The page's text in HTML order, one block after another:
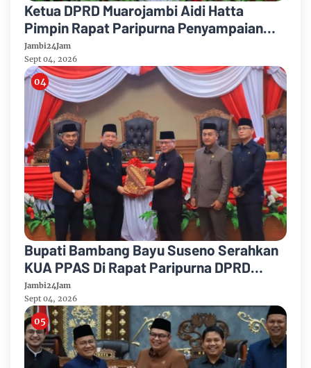
Ketua DPRD Muarojambi Aidi Hatta
Pimpin Rapat Paripurna Penyampaian
Rancangan Perubahan KUA-PPAS Tahun
Anggaran 2026
Jambi24Jam
Sept 04, 2026
Bupati Bambang Bayu Suseno Serahkan
KUA PPAS Di Rapat Paripurna DPRD
Muarojambi
Jambi24Jam
Sept 04, 2026